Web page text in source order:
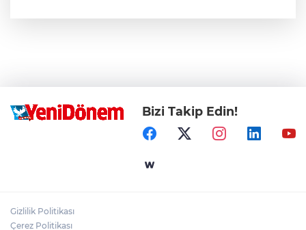
Bizi Takip Edin!
Gizlilik Politikası
Çerez Politikası